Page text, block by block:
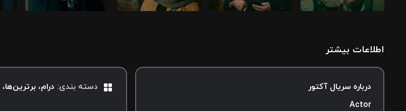
اطلاعات بیشتر
درباره سریال آکتور
Actor
دسته بندی: درام برترین‌‌ها